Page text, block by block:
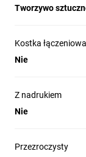
Tworzywo
Kostka łączeniowa
Nie
Z nadrukiem
Nie
Przezroczysty